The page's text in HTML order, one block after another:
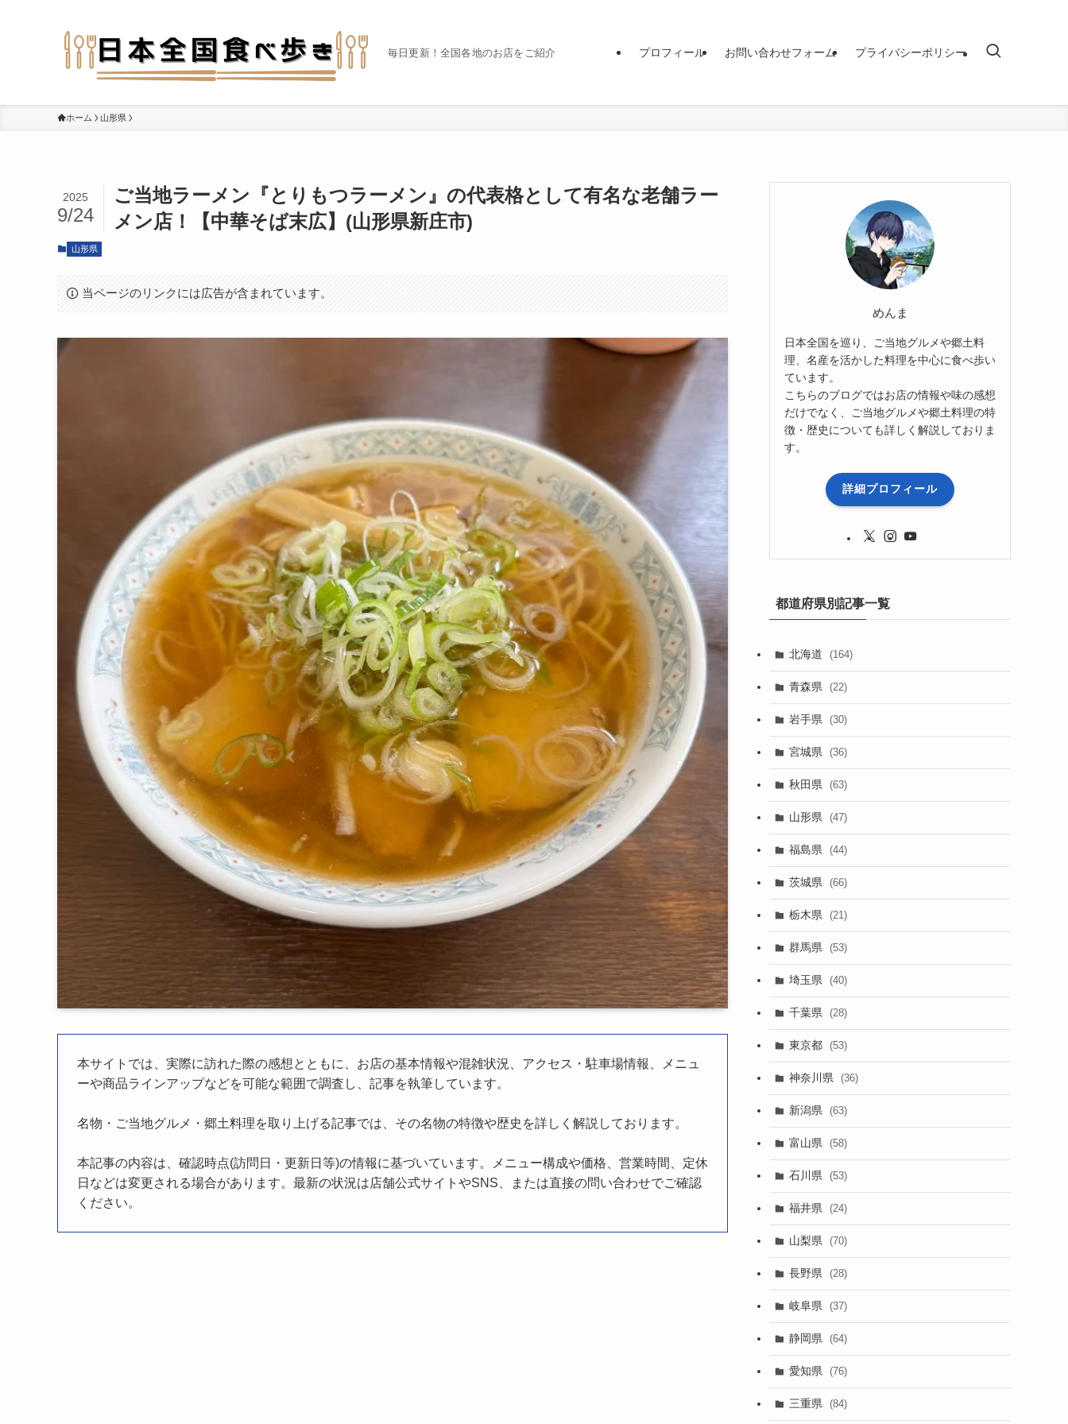
毎日更新！全国各地のお店をご紹介 プロフィール お問い合わせフォーム プライバシーポリシー
ホーム 山形県
ご当地ラーメン『とりもつラーメン』の代表格として有名な老舗ラー
メン店！【中華そば末広】(山形県新庄市)
2025
9/24
山形県
当ページのリンクには広告が含まれています。
本サイトでは、実際に訪れた際の感想とともに、お店の基本情報や混雑状況、アクセス・駐車場情報、メニュ
ーや商品ラインアップなどを可能な範囲で調査し、記事を執筆しています。
名物・ご当地グルメ・郷土料理を取り上げる記事では、その名物の特徴や歴史を詳しく解説しております。
本記事の内容は、確認時点(訪問日・更新日等)の情報に基づいています。メニュー構成や価格、営業時間、定休
日などは変更される場合があります。最新の状況は店舗公式サイトやSNS、または直接の問い合わせでご確認
ください。
めんま
日本全国を巡り、ご当地グルメや郷土料
理、名産を活かした料理を中心に食べ歩い
ています。
こちらのブログではお店の情報や味の感想
だけでなく、ご当地グルメや郷土料理の特
徴・歴史についても詳しく解説しておりま
す。
詳細プロフィール
都道府県別記事一覧
北海道 (164)
青森県 (22)
岩手県 (30)
宮城県 (36)
秋田県 (63)
山形県 (47)
福島県 (44)
茨城県 (66)
栃木県 (21)
群馬県 (53)
埼玉県 (40)
千葉県 (28)
東京都 (53)
神奈川県 (36)
新潟県 (63)
富山県 (58)
石川県 (53)
福井県 (24)
山梨県 (70)
長野県 (28)
岐阜県 (37)
静岡県 (64)
愛知県 (76)
三重県 (84)